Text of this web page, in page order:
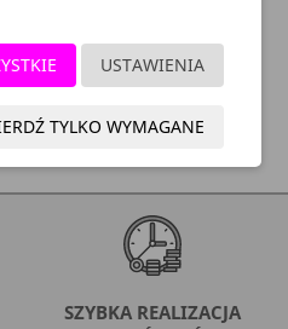
SZYBKA REALIZACJA
USTAWIENIA
TYLKO WYMAGANE